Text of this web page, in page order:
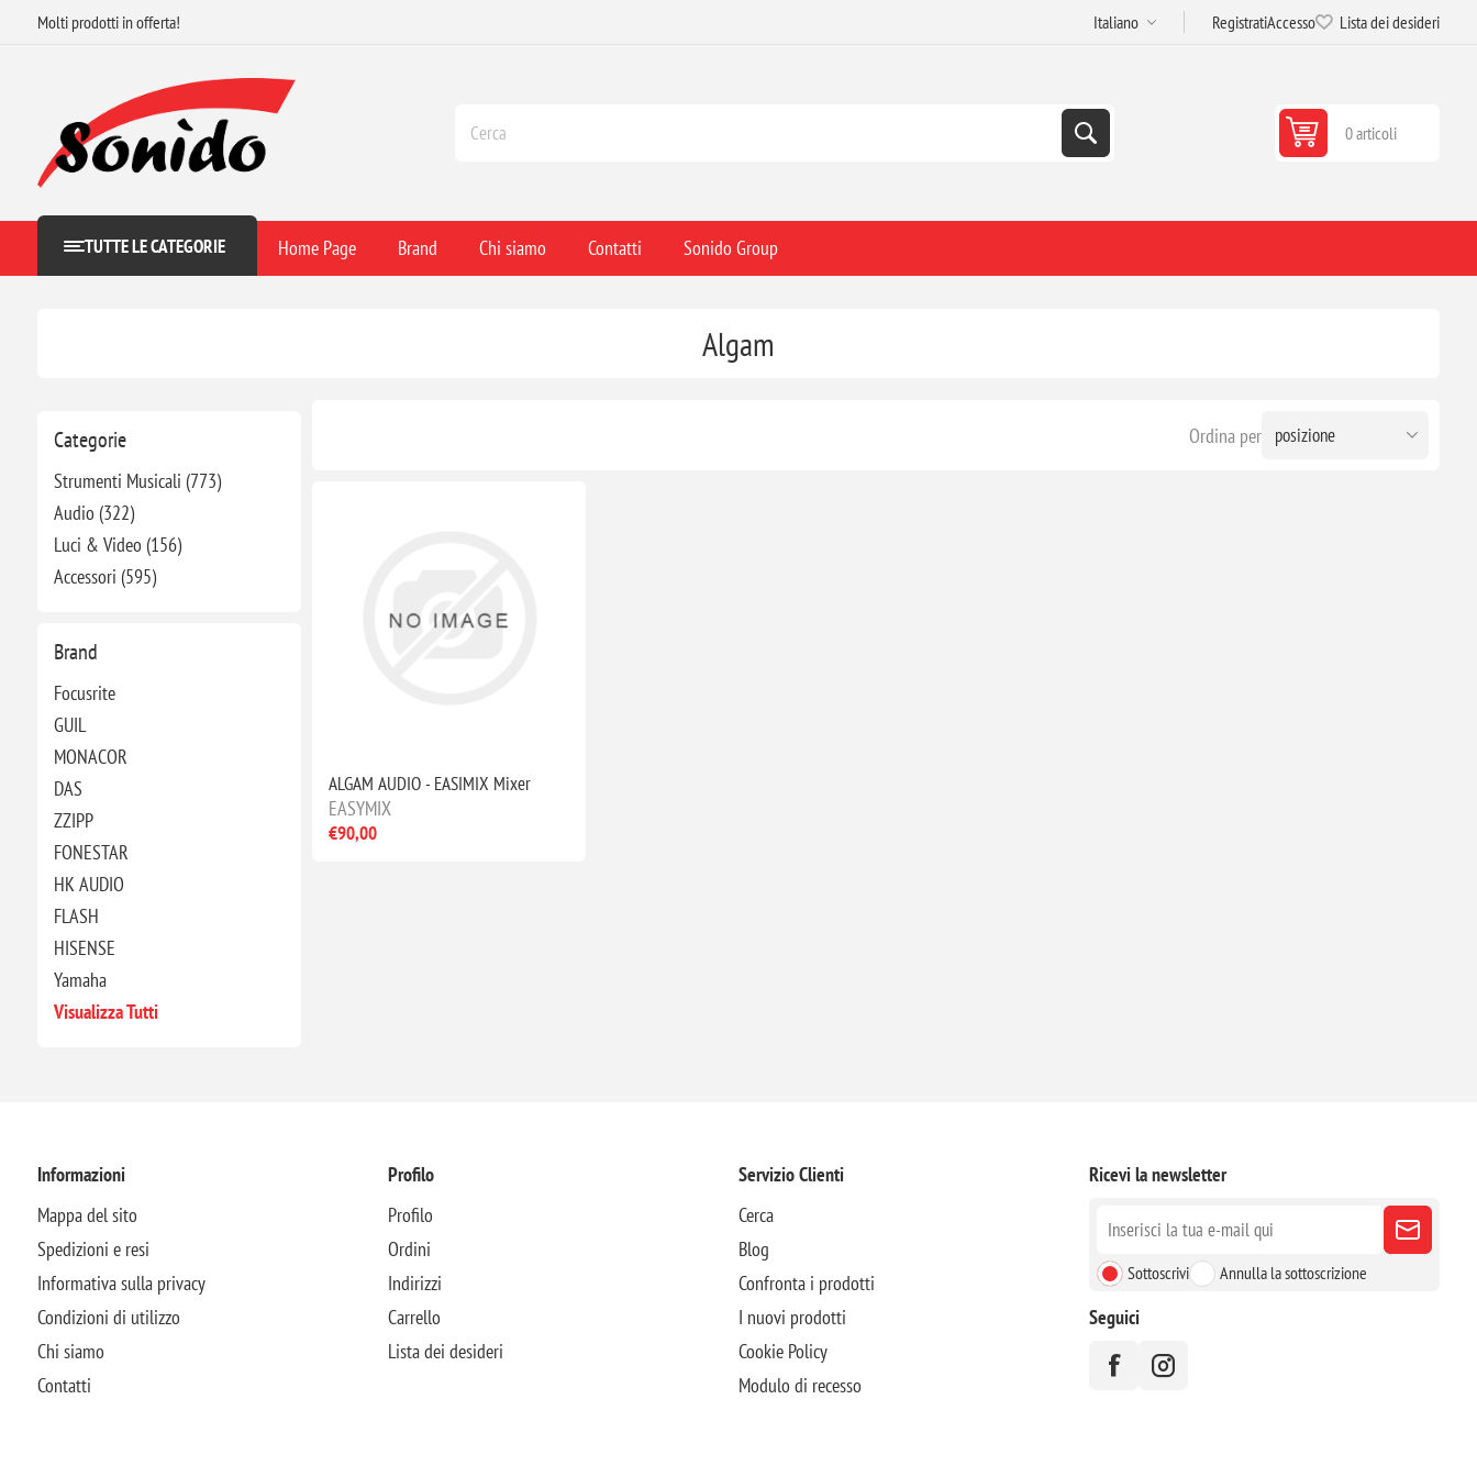
Molti prodotti in offerta! RegistratiAccesso Lista dei desideri
0 articoli
TUTTE LE CATEGORIE Home Page Brand Chi siamo Contatti Sonido Group
Categorie
Strumenti Musicali (773)
Audio (322)
Luci & Video (156)
Accessori (595)
Brand
Focusrite
GUIL
MONACOR
DAS
ZZIPP
FONESTAR
HK AUDIO
FLASH
HISENSE
Yamaha
Visualizza Tutti
Algam
Ordina per
ALGAM AUDIO - EASIMIX Mixer
EASYMIX
€90,00
Informazioni
Mappa del sito
Spedizioni e resi
Informativa sulla privacy
Condizioni di utilizzo
Chi siamo
Contatti
Profilo
Profilo
Ordini
Indirizzi
Carrello
Lista dei desideri
Servizio Clienti
Cerca
Blog
Confronta i prodotti
I nuovi prodotti
Cookie Policy
Modulo di recesso
Ricevi la newsletter
Sottoscrivi Annulla la sottoscrizione
Seguici